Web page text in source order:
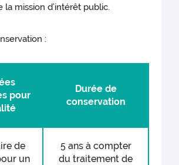
la mission d’intérêt public.
:
pour
Durée de
conservation
de
un
5 ans à compter
du traitement de